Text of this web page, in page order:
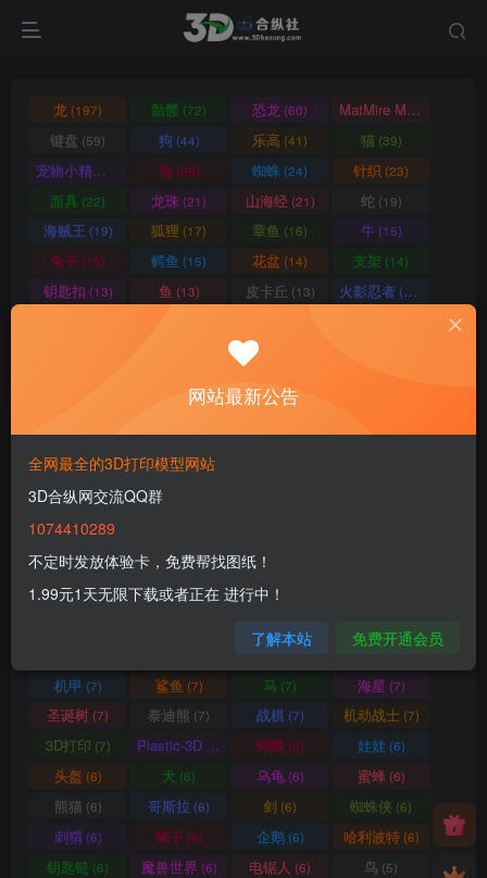
龙 (197) 骷髅 (72) 恐龙 (60) MatMire Makes
键盘 (59) 狗 (44) 乐高 (41) 猫 (39)
宠物小精灵 龟(28) 蜘蛛 (24) 针织 (23)
面具 (22) 龙珠 (21) 山海经(21) 蛇 (19)
海贼王 (19) 狐狸 (17) 章鱼 (16) 牛(15)
兔子 (15) 鳄鱼 (15) 花盆 (14) 支架 (14)
钥匙扣 (13) 鱼 (13) 皮卡丘 (13) 火影忍者 (13)
高达
笔筒
忍者神龟(9) 霸王龙(9)
蜥蜴(9) 圣诞
猴子(8)
河马(8) 犀牛(8)
三角龙(8) 灯光(8) 幽灵
机甲 (7) 鲨鱼 (7) 马 (7) 海星 (7)
圣诞树 (7) 泰迪熊 (7) 战棋(7) 机动战士(7)
3D打印 (7) Plastic-3D 蝴蝶 (6) 娃娃(6)
头盔 (6) 犬 (6) 乌龟(6) 蜜蜂(6)
熊猫 (6) 哥斯拉 (6) 剑 (6) 蜘蛛侠 (6)
刺猬 (6) 蝎子(6) 企鹅(6) 哈利波特(6)
钥匙链 (6) 魔兽世界 (6) 电锯人 (6) 鸟 (5)
网站最新公告
全网最全的3D打印模型网站
3D合纵网交流QQ群
1074410289
不定时发放体验卡，免费帮找图纸！
1.99元1天无限下载或者正在 进行中！
了解本站 免费开通会员